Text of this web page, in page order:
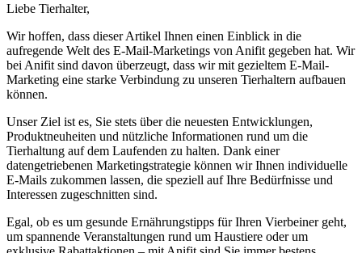
Liebe Tierhalter,
Wir hoffen, dass dieser‍ Artikel Ihnen einen Einblick in die‌
aufregende Welt des E-Mail-Marketings von Anifit gegeben hat. Wir⁣
bei Anifit sind⁤ davon⁢ überzeugt, dass wir mit gezieltem E-Mail-
Marketing eine starke Verbindung zu unseren ⁢Tierhaltern aufbauen
können.
Unser ⁤Ziel ist es, Sie stets‍ über ‌die neuesten Entwicklungen,
‌Produktneuheiten und⁣ nützliche Informationen rund‍ um die
Tierhaltung auf ⁢dem Laufenden zu halten.‍ Dank einer
⁢datengetriebenen Marketingstrategie können wir⁤ Ihnen individuelle
E-Mails zukommen lassen, die speziell auf Ihre Bedürfnisse und
Interessen‌ zugeschnitten sind.
Egal, ‍ob es um gesunde ⁤Ernährungstipps für Ihren Vierbeiner geht,
⁣um spannende ⁣Veranstaltungen rund um Haustiere oder um